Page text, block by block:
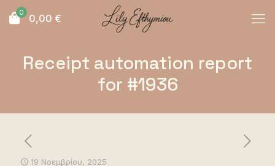
0 0,00 €
Receipt automation report
for #1936
19 Νοεμβρίου, 2025